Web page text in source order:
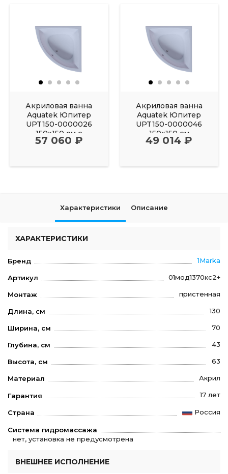
Акриловая ванна
Aquatek Юпитер
UPT150-0000026
150х150 см с
фронтальным
57 060 ₽
Акриловая ванна
Aquatek Юпитер
UPT150-0000046
150х150 см
49 014 ₽
Характеристики Описание
ХАРАКТЕРИСТИКИ
Бренд 1Marka
Артикул 01мод1370кс2+
Монтаж пристенная
Длина, см 130
Ширина, см 70
Глубина, см 43
Высота, см 63
Материал Акрил
Гарантия 17 лет
Страна Россия
Система гидромассажа
нет, установка не предусмотрена
ВНЕШНЕЕ ИСПОЛНЕНИЕ